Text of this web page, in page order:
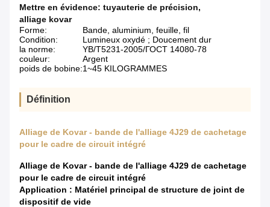
Mettre en évidence: tuyauterie de précision,
alliage kovar
Forme:
Bande, aluminium, feuille, fil
Condition:
Lumineux oxydé ; Doucement dur
la norme:
YB/T5231-2005/ГОСТ 14080-78
couleur:
Argent
poids de bobine:1~45 KILOGRAMMES
Définition
Alliage de Kovar - bande de l'alliage 4J29 de cachetage
pour le cadre de circuit intégré
Alliage de Kovar - bande de l'alliage 4J29 de cachetage
pour le cadre de circuit intégré
Application : Matériel principal de structure de joint de
dispositif de vide